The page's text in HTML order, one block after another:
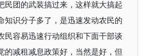
民团的武装搞过来，这样就大搞起
知识分子多了，是迅速发动农民的
民容易迅速行动组织和下面干部谈
的减租减息政策好，当然是好，但